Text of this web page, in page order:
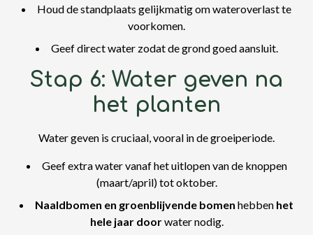
Houd de standplaats gelijkmatig om wateroverlast te
voorkomen.
Geef direct water zodat de grond goed aansluit.
Stap 6: Water geven na
het planten
Water geven is cruciaal, vooral in de groeiperiode.
Geef extra water vanaf het uitlopen van de knoppen
(maart/april) tot oktober.
Naaldbomen en groenblijvende bomen hebben het
hele jaar doorwater nodig.